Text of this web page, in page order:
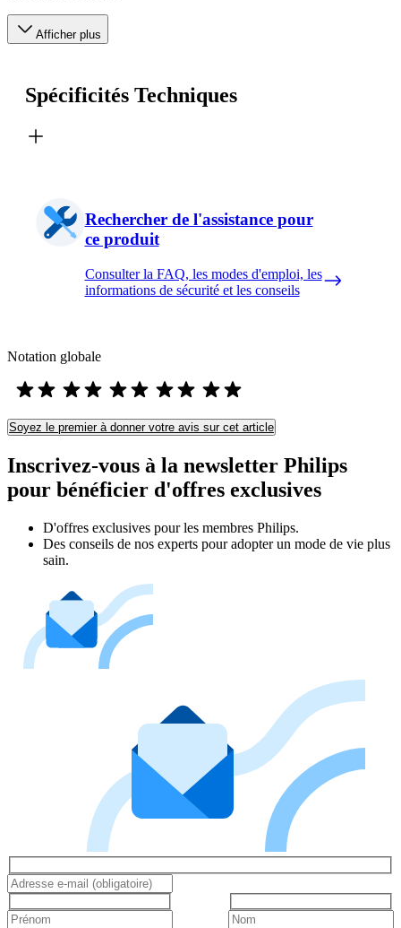
Afficher plus
Spécificités Techniques
Rechercher de l'assistance pour
ce produit
Consulter la FAQ, les modes d'emploi, les
informations de sécurité et les conseils
Notation globale
Soyez le premier à donner votre avis sur cet article
Inscrivez-vous à la newsletter Philips
pour bénéficier d'offres exclusives
D'offres exclusives pour les membres Philips.
Des conseils de nos experts pour adopter un mode de vie plus
sain.